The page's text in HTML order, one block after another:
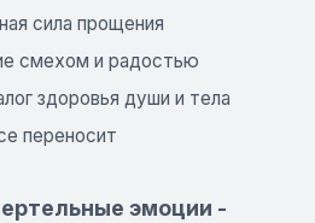
сила прощения
смехом и радостью
здоровья души и тела
переносит
эмоции -